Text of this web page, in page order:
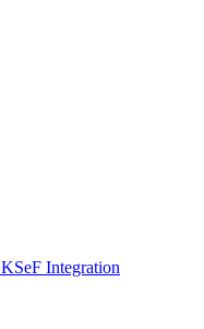
KSeF Integration